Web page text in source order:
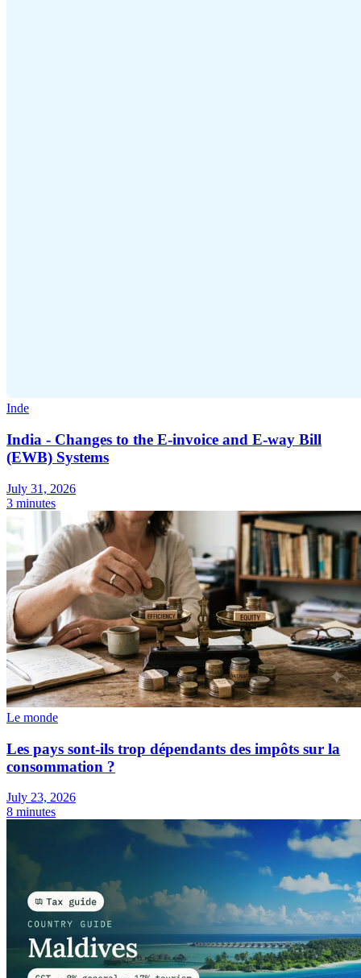
Inde
India - Changes to the E-invoice and E-way Bill
(EWB) Systems
July 31, 2026
3 minutes
Le monde
Les pays sont-ils trop dépendants des impôts sur la
consommation ?
July 23, 2026
8 minutes